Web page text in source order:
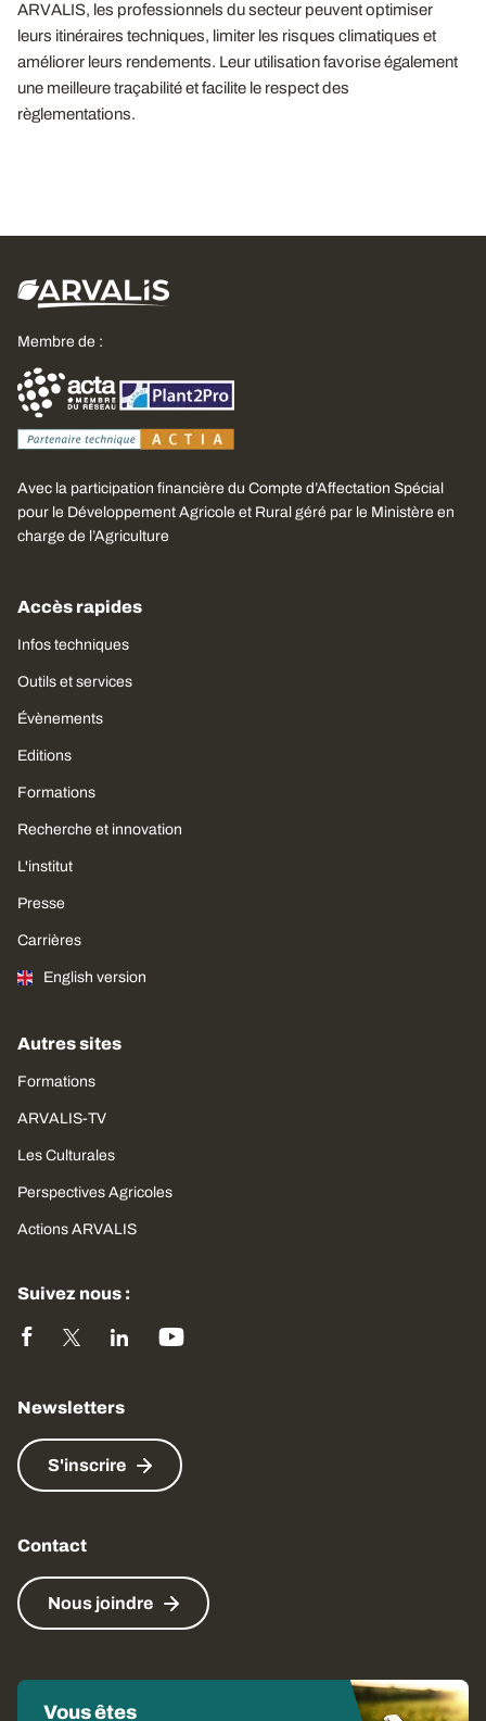
ARVALIS, les professionnels du secteur peuvent optimiser
leurs itinéraires techniques, limiter les risques climatiques et
améliorer leurs rendements. Leur utilisation favorise également
une meilleure traçabilité et facilite le respect des
règlementations.
Membre de :
Avec la participation financière du Compte d’Affectation Spécial
pour le Développement Agricole et Rural géré par le Ministère en
charge de l’Agriculture
Accès rapides
Infos techniques
Outils et services
Évènements
Editions
Formations
Recherche et innovation
L'institut
Presse
Carrières
English version
Autres sites
Formations
ARVALIS-TV
Les Culturales
Perspectives Agricoles
Actions ARVALIS
Suivez nous :
Newsletters
S'inscrire
Contact
Nous joindre
Vous êtes